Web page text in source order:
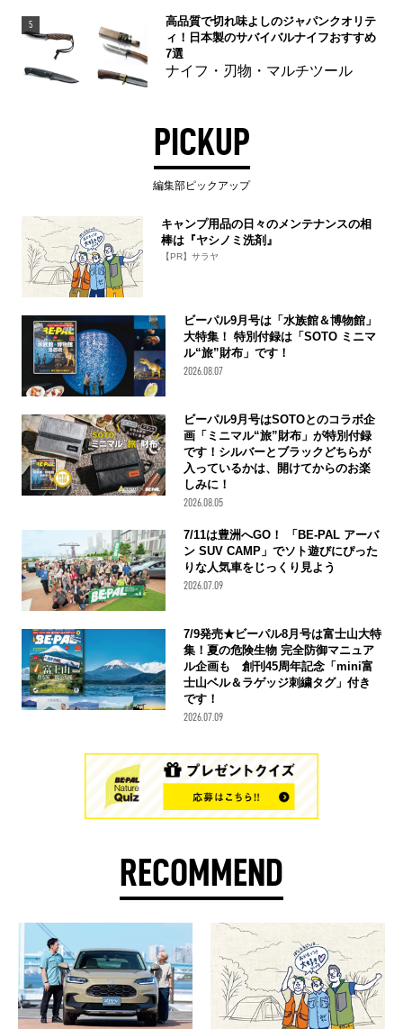
5
高品質で切れ味よしのジャパンクオリテ
ィ！日本製のサバイバルナイフおすすめ
7選
ナイフ・刃物・マルチツール
PICKUP
編集部ピックアップ
キャンプ用品の日々のメンテナンスの相
棒は『ヤシノミ洗剤』
【PR】サラヤ
ビーパル9月号は「水族館＆博物館」
大特集！ 特別付録は「SOTO ミニマ
ル“旅”財布」です！
2026.08.07
ビーパル9月号はSOTOとのコラボ企
画「ミニマル“旅”財布」が特別付録
です！シルバーとブラックどちらが
入っているかは、開けてからのお楽
しみに！
2026.08.05
7/11は豊洲へGO！ 「BE-PAL アーバ
ン SUV CAMP」でソト遊びにぴった
りな人気車をじっくり見よう
2026.07.09
7/9発売★ビーパル8月号は富士山大特
集！夏の危険生物 完全防御マニュア
ル企画も 創刊45周年記念「mini富
士山ベル＆ラゲッジ刺繍タグ」付き
です！
2026.07.09
RECOMMEND